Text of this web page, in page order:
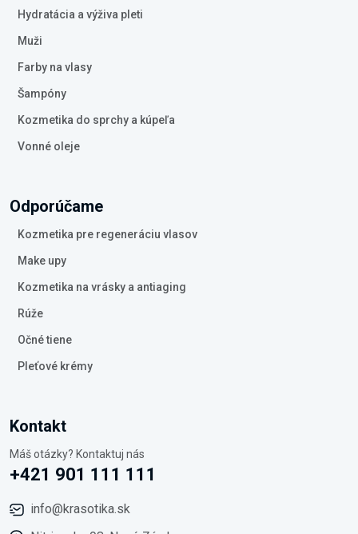
Hydratácia a výživa pleti
Muži
Farby na vlasy
Šampóny
Kozmetika do sprchy a kúpeľa
Vonné oleje
Odporúčame
Kozmetika pre regeneráciu vlasov
Make upy
Kozmetika na vrásky a antiaging
Rúže
Očné tiene
Pleťové krémy
Kontakt
Máš otázky? Kontaktuj nás
+421 901 111 111
info@krasotika.sk